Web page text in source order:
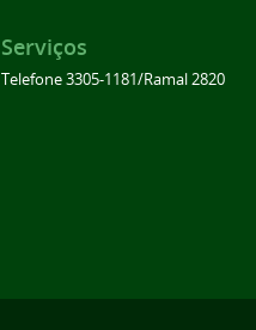
Serviços
Telefone 3305-1181/Ramal 2820